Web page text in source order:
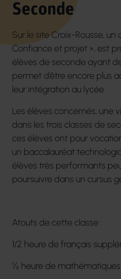
Seconde
Sur le site Croix-Rousse, un
Confiance et projet », est
élèves de seconde ayant
permet d’être encore plus
leur intégration au lycée
Les élèves concernés, une
dans les trois classes de
ces élèves ont pour
un baccalauréat
élèves très performants
poursuivre dans un cursus
Atouts de cette classe :
1/2 heure de français
½ heure de mathématiques